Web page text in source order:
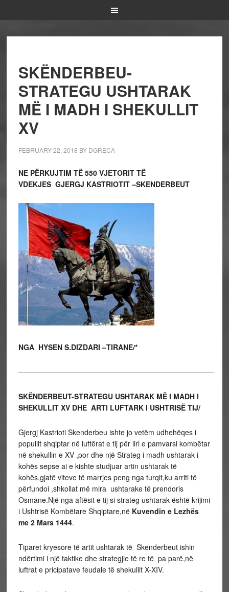
SKËNDERBEU-
STRATEGU USHTARAK
MË I MADH I SHEKULLIT
XV
FEBRUARY 22, 2018 BY DGRECA
NE PËRKUJTIM TË 550 VJETORIT TË
VDEKJES GJERGJ KASTRIOTIT –SKENDERBEUT
NGA HYSEN S.DIZDARI –TIRANE/*
———————————————————————————-
SKËNDERBEUT-STRATEGU USHTARAK MË I MADH I
SHEKULLIT XV DHE ARTI LUFTARK I USHTRISË TIJ/
Gjergj Kastrioti Skenderbeu ishte jo vetëm udhehëqes i
popullit shqiptar në luftërat e tij për liri e pamvarsi kombëtar
në shekullin e XV ,por dhe një Strateg i madh ushtarak i
kohës sepse ai e kishte studjuar artin ushtarak të
kohës,gjatë viteve të marrjes peng nga turqit,ku arriti të
përfundoi ,shkollat më mira ushtarake të prendoris
Osmane.Një nga aftësit e tij si strateg ushtarak është krijimi
i Ushtrisë Kombëtare Shqiptare,në Kuvendin e Lezhës
me 2 Mars 1444.
Tiparet kryesore të artit ushtarak të Skenderbeut ishin
ndërtimi i një taktike dhe strategjie të re të pa parë,në
luftrat e pricipatave feudale të shekullit X-XIV.